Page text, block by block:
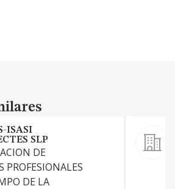
ISASI
SLP
DE
PROFESIONALES
DE LA